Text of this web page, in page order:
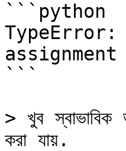
```python
assignment
```
> খুব
করা যায়.